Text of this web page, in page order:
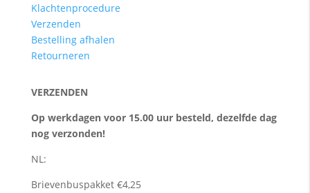
Klachtenprocedure
Verzenden
Bestelling afhalen
Retourneren
VERZENDEN
Op werkdagen voor 15.00 uur besteld, dezelfde dag
nog verzonden!
NL:
Brievenbuspakket €4,25